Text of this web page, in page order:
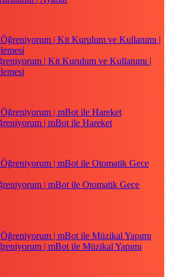
| Kit Kurulum ve Kullanımı |
| mBot ile Hareket
| mBot ile Otomatik Gece
| mBot ile Müzikal Yapımı